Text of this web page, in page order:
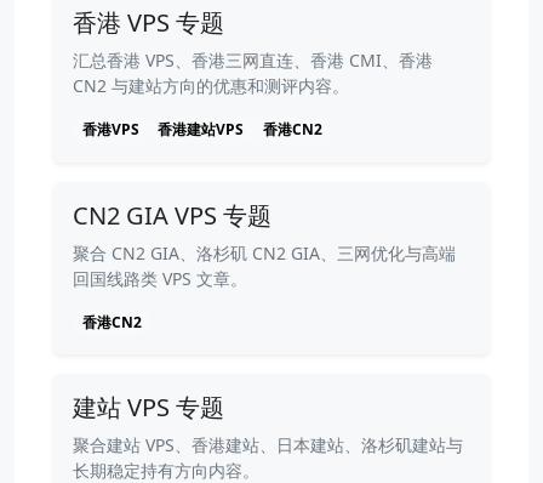
香港 VPS 专题
汇总香港 VPS、香港三网直连、香港 CMI、香港
CN2 与建站方向的优惠和测评内容。
香港VPS 香港建站VPS 香港CN2
CN2 GIA VPS 专题
聚合 CN2 GIA、洛杉矶 CN2 GIA、三网优化与高端
回国线路类 VPS 文章。
香港CN2
建站 VPS 专题
聚合建站 VPS、香港建站、日本建站、洛杉矶建站与
长期稳定持有方向内容。